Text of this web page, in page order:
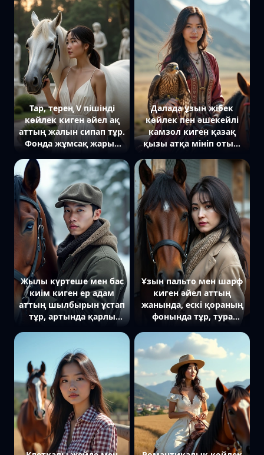
Тар, терең V пішінді
көйлек киген әйел ақ
аттың жалын сипап тұр.
Фонда жұмсақ жарық
мүсіндері бар ескі
бақша мен ирек
жолдар көрінеді.
Далада ұзын жібек
көйлек пен әшекейлі
камзол киген қазақ
қызы атқа мініп отыр,
бар. Ол тура камераға
сенімді түрде қарап тұр,
ал артында шексіз дала
мен қарлы шыңдар
көрінеді. Күннің
жарығы оның жүзіне
нәзік жылулық сыйлап
тұр.
Жылы күртеше мен бас
киім киген ер адам
аттың шылбырын ұстап
тұр, артында қарлы
Ұзын пальто мен шарф
киген әйел аттың
жанында, ескі қораның
фонында тұр, тура